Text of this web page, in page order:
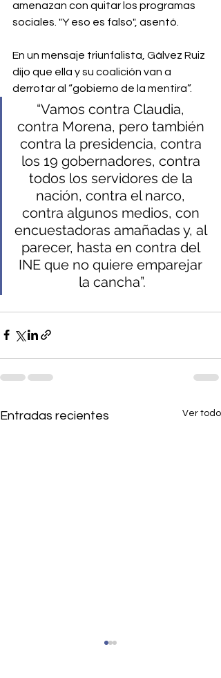
amenazan con quitar los programas
sociales. "Y eso es falso", asentó.
En un mensaje triunfalista, Gálvez Ruiz
dijo que ella y su coalición van a
derrotar al “gobierno de la mentira”.
“Vamos contra Claudia,
contra Morena, pero también
contra la presidencia, contra
los 19 gobernadores, contra
todos los servidores de la
nación, contra el narco,
contra algunos medios, con
encuestadoras amañadas y, al
parecer, hasta en contra del
INE que no quiere emparejar
la cancha”.
Entradas recientes Ver todo